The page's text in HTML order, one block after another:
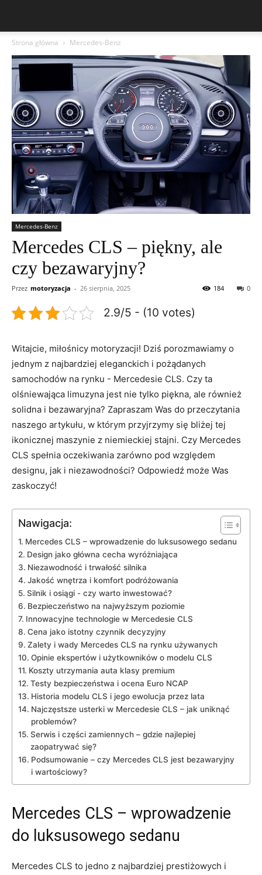
Strona główna Mercedes-Benz
Mercedes-Benz
Mercedes CLS – piękny, ale
czy bezawaryjny?
Przez motoryzacja - 26 sierpnia, 2025 0
184
2.9/5 - (10 votes)
Witajcie, miłośnicy motoryzacji! Dziś porozmawiamy o​
jednym z najbardziej eleganckich i pożądanych ​
samochodów⁤ na rynku ​- Mercedesie CLS. Czy ta‍
olśniewająca limuzyna‌ jest‍ nie‍ tylko piękna, ale również
solidna i bezawaryjna? ​Zapraszam⁣ Was do ‌przeczytania
⁤naszego artykułu,‍ w ‌którym przyjrzymy się bliżej tej
ikonicznej⁤ maszynie z niemieckiej stajni. ‌Czy Mercedes
CLS spełnia oczekiwania zarówno pod względem​
designu, jak⁤ i⁣ niezawodności? Odpowiedź może Was
⁤zaskoczyć!
Nawigacja:
Mercedes ​CLS – ‌wprowadzenie do ⁤luksusowego⁣ sedanu
Design ⁢jako ​główna cecha ⁤wyróżniająca
Niezawodność i trwałość​ silnika
Jakość⁤ wnętrza ‌i komfort podróżowania
Silnik i osiągi -‌ czy ⁣warto inwestować?
Bezpieczeństwo⁢ na najwyższym poziomie
Innowacyjne technologie w Mercedesie CLS
Cena jako istotny czynnik decyzyjny
Zalety ‍i wady ⁣Mercedes CLS na ⁢rynku używanych
Opinie ekspertów i⁣ użytkowników o ⁢modelu CLS
Koszty utrzymania auta klasy premium
Testy ‍bezpieczeństwa i ocena ​Euro NCAP
Historia modelu CLS i⁤ jego ewolucja ‌przez lata
Najczęstsze usterki w Mercedesie CLS – jak uniknąć‌
problemów?
Serwis⁤ i części zamiennych – gdzie ​najlepiej
‍zaopatrywać się?
Podsumowanie – ⁤czy ​Mercedes​ CLS jest bezawaryjny
i wartościowy?
Mercedes ​CLS – ‌wprowadzenie
do ⁤luksusowego⁣ sedanu
Mercedes CLS to jedno z najbardziej prestiżowych i​